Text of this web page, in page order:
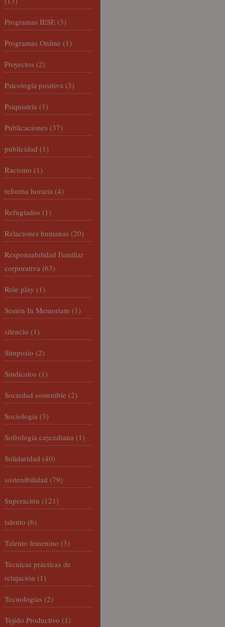
Programas IESE (3)
Programas Online (1)
Proyectos (2)
Psicología positiva (3)
Psiquiatría (1)
Publicaciones (37)
publicidad (1)
Racismo (1)
reforma horaria (4)
Refugiados (1)
Relaciones humanas (20)
Responsabilidad Familiar
corporativa (63)
Role play (1)
Sesión In Memoriam (1)
silencio (1)
Simposio (2)
Sindicatos (1)
Sociedad sostenible (2)
Sociología (3)
Sofrología caycediana (1)
Solidaridad (40)
sostenibilidad (79)
Superación (121)
talento (6)
Talento femenino (3)
Técnicas prácticas de
relajación (1)
Tecnologías (2)
Tejido Productivo (1)